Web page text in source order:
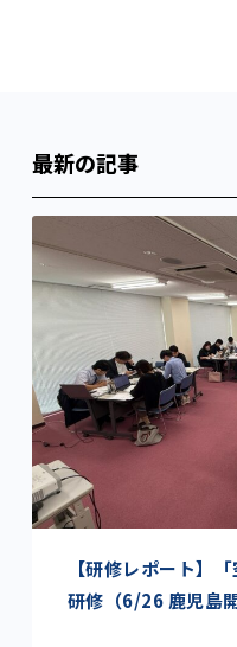
最新の記事
【研修レポート】
研修（6/26 鹿児島開